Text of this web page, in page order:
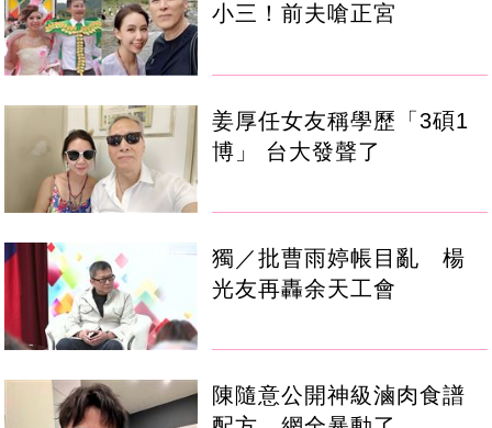
小三！前夫嗆正宮
姜厚任女友稱學歷「3碩1
博」 台大發聲了
獨／批曹雨婷帳目亂 楊
光友再轟余天工會
陳隨意公開神級滷肉食譜